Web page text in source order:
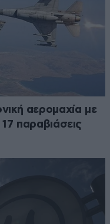
αερομαχία με
παραβιάσεις